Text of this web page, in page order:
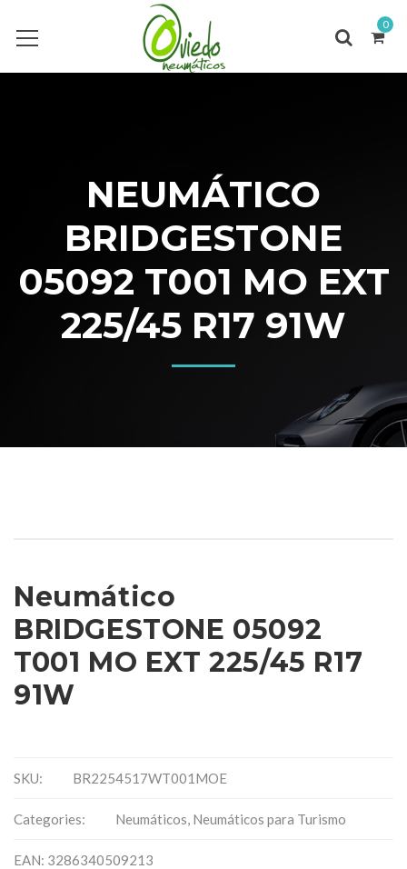
0
NEUMÁTICO
BRIDGESTONE
05092 T001 MO EXT
225/45 R17 91W
Neumático
BRIDGESTONE 05092
T001 MO EXT 225/45 R17
91W
SKU: BR2254517WT001MOE
Categories: Neumáticos, Neumáticos para Turismo
EAN: 3286340509213